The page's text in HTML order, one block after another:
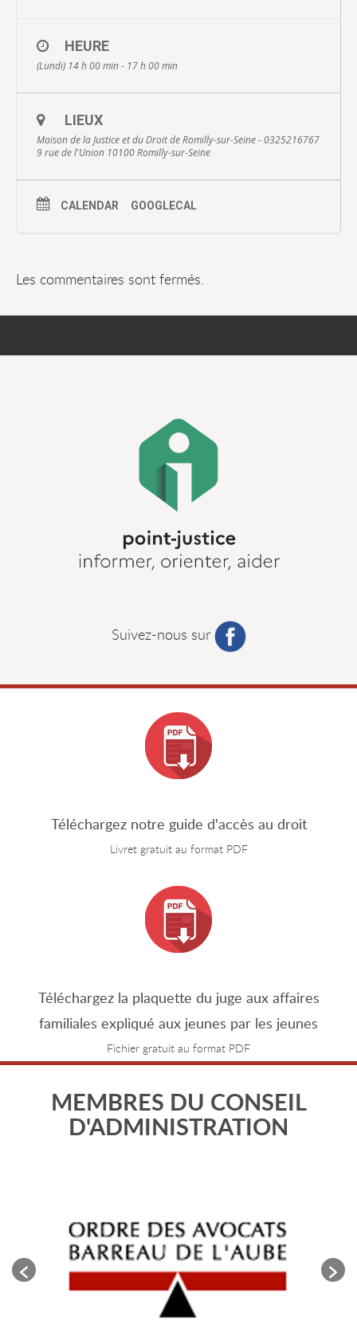
HEURE
(Lundi) 14 h 00 min - 17 h 00 min
LIEUX
Maison de la Justice et du Droit de Romilly-sur-Seine - 0325216767
9 rue de l'Union 10100 Romilly-sur-Seine
CALENDAR GOOGLECAL
Les commentaires sont fermés.
Suivez-nous sur
Téléchargez notre guide d'accès au droit
Livret gratuit au format PDF
Téléchargez la plaquette du juge aux affaires
familiales expliqué aux jeunes par les jeunes
Fichier gratuit au format PDF
MEMBRES DU CONSEIL
D'ADMINISTRATION